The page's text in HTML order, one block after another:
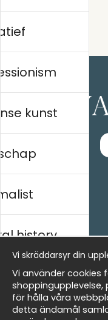
Kontakta oss
- Returer och
- Leverans - enkelt,
Om cookies
Mina favoriter
Nieuwsbrief
kunst
history
Vi skräddarsyr din
Vi använder cookies
för hålla våra
detta ändamål